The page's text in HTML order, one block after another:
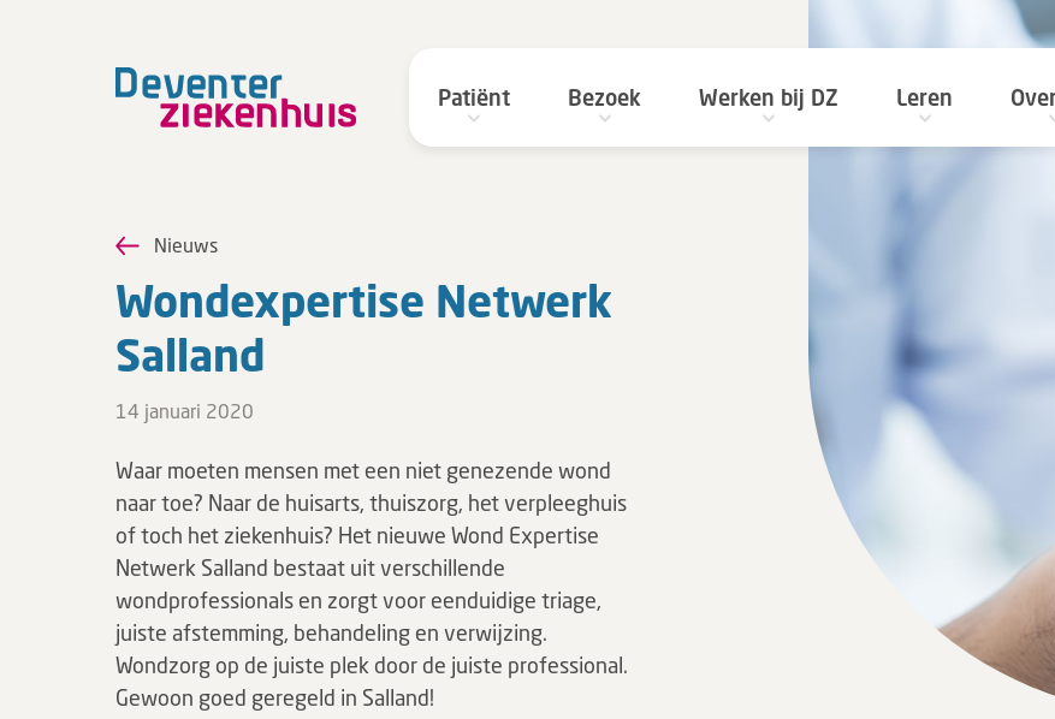
Patiënt Bezoek Werken bij DZ Leren
Nieuws
Wond­ex­per­ti­se Netwerk
Salland
14 januari 2020
Waar moeten mensen met een niet genezende wond
naar toe? Naar de huisarts, thuiszorg, het verpleeghuis
of toch het ziekenhuis? Het nieuwe Wond Expertise
Netwerk Salland bestaat uit verschillende
wondprofessionals en zorgt voor eenduidige triage,
juiste afstemming, behandeling en verwijzing.
Wondzorg op de juiste plek door de juiste professional.
Gewoon goed geregeld in Salland!